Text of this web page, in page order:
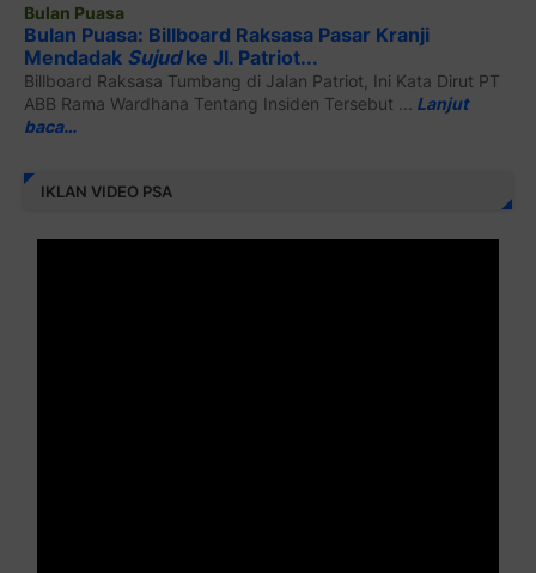
Bulan Puasa
Bulan Puasa: Billboard Raksasa Pasar Kranji
Mendadak Sujudke Jl. Patriot...
Billboard Raksasa Tumbang di Jalan Patriot, Ini Kata Dirut PT
ABB Rama Wardhana Tentang Insiden Tersebut ...
Lanjut
baca…
IKLAN VIDEO PSA